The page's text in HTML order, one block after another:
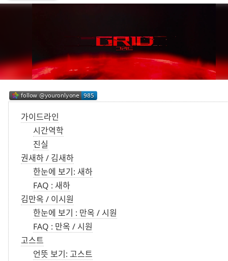
가이드라인
시간역학
진실
권새하 / 김새하
한눈에 보기: 새하
FAQ : 새하
김만옥 / 이시원
한눈에 보기 : 만옥 / 시원
FAQ : 만옥 / 시원
고스트
언뜻 보기: 고스트